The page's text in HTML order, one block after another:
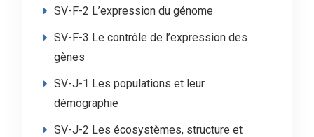
SV-F-2 L’expression du génome
SV-F-3 Le contrôle de l’expression des
gènes
SV-J-1 Les populations et leur
démographie
SV-J-2 Les écosystèmes, structure et